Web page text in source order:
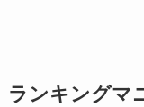
ランキングマ